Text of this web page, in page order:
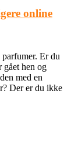
online
Er du
gået hen og
med en
Der er du ikke